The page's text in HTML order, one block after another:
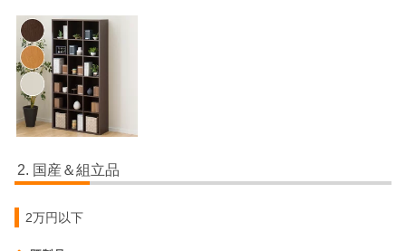
国産＆組立品
2万円以下